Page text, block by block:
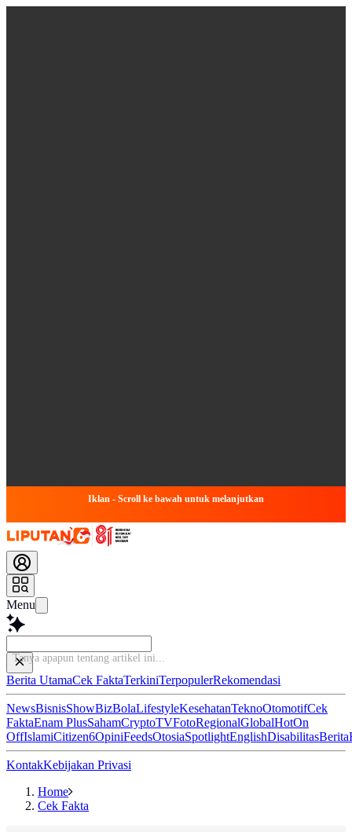
Iklan - Scroll ke bawah untuk melanjutkan
Menu
Tanya apapun
Berita UtamaCek FaktaTerkiniTerpopulerRekomendasi
NewsBisnisShowBizBolaLifestyleKesehatanTeknoOtomotifCek
FaktaEnam PlusSahamCryptoTVFotoRegionalGlobalHotOn
OffIslamiCitizen6OpiniFeedsOtosiaSpotlightEnglishDisabilitasBerita
KontakKebijakan Privasi
Home
Cek Fakta